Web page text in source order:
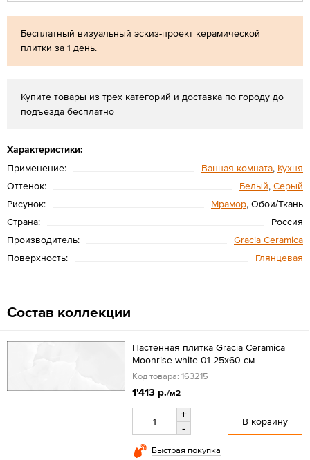
Бесплатный визуальный эскиз-проект керамической
плитки за 1 день.
Купите товары из трех категорий и доставка по городу до
подъезда бесплатно
Характеристики:
Применение:
Ванная комната, Кухня
Оттенок:
Белый, Серый
Рисунок:
Мрамор, Обои/Ткань
Страна:
Россия
Производитель:
Gracia Ceramica
Поверхность:
Глянцевая
Состав коллекции
Настенная плитка Gracia Ceramica
Moonrise white 01 25x60 см
Код товара: 163215
1'413 р./м2
+
-
В корзину
Быстрая покупка